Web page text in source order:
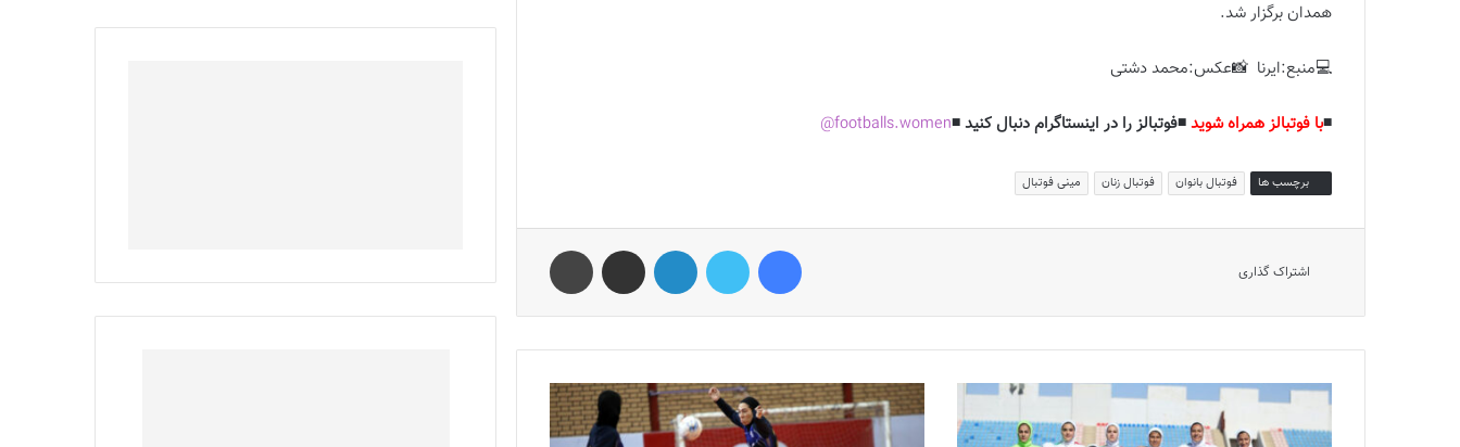
همدان برگزار شد.
💻منبع:ایرنا 📸عکس:محمد دشتی
◾️با فوتبالز همراه شوید◾️فوتبالز را در اینستاگرام دنبال کنید ◾️footballs.women@
برچسب ها فوتبال بانوان فوتبال زنان مینی فوتبال
اشتراک گذاری